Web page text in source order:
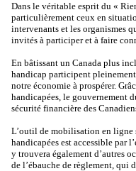
Dans le véritable esprit du «
particulièrement ceux en
intervenants et les organismes
invités à participer et à faire
En bâtissant un Canada plus
handicap participent pleinement
notre économie à prospérer.
handicapées, le gouvernement
sécurité financière des
L’outil de mobilisation en ligne
handicapées est accessible par
y trouvera également d’autres
de l’ébauche de règlement, qui